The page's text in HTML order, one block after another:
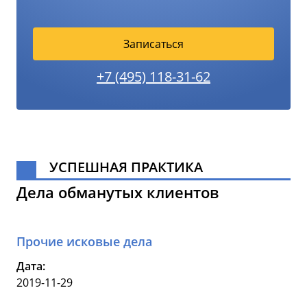
Записаться
+7 (495) 118-31-62
УСПЕШНАЯ ПРАКТИКА
Дела обманутых клиентов
Прочие исковые дела
Дата:
2019-11-29